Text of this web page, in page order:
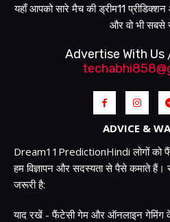
यहाँ आपको सारे मैच की ड्रीम11
और वो भी सबसे
Advertise With
ADVICE &
Dream11PredictionHindi लोगों को
हम विज्ञापन और सदस्यता से पैसे कमाते हैं।
जरूरी है:
याद रखें - फैंटेसी गेम और ऑनलाइन गेमिंग